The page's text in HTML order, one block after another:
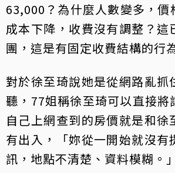
63,000？為什麼人數變多，價
成本下降，收費沒有調整？這
團，這是有固定收費結構的行
對於徐至琦說她是從網路亂抓
聽，77姐稱徐至琦可以直接將
自己上網查到的房價就是和徐
有出入，「妳從一開始就沒有
訊，地點不清楚、資料模糊。